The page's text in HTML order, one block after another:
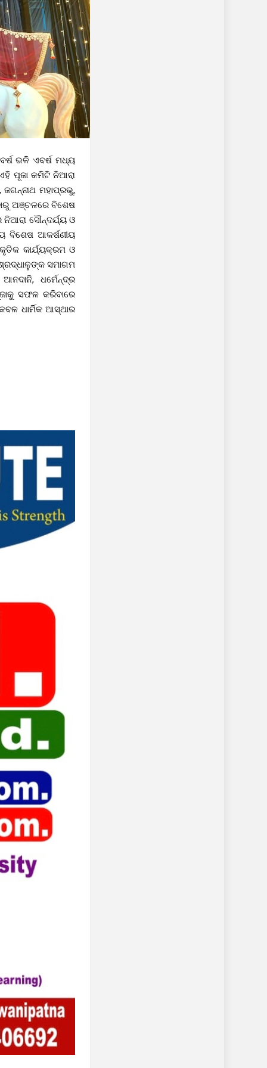
ଭଳି ଏବର୍ଷ ମଧ୍ୟ
ପୂଜା କମିଟି ନିଆରା
ମହାପ୍ରଭୁ,
ଅଞ୍ଚଳରେ ବିଶେଷ
ସୌନ୍ଦର୍ଯ୍ୟ ଓ
ବିଶେଷ ଆକର୍ଷଣୀୟ
କାର୍ଯ୍ୟକ୍ରମ ଓ
ସମାଗମ
ଆନଦାନି, ଧର୍ମେନ୍ଦ୍ର
ସଫଳ କରିବାରେ
ଧାର୍ମିକ ଆସ୍ଥାର